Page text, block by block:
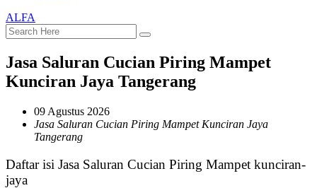
ALFA
Jasa Saluran Cucian Piring Mampet
Kunciran Jaya Tangerang
09 Agustus 2026
Jasa Saluran Cucian Piring Mampet Kunciran Jaya
Tangerang
Daftar isi Jasa Saluran Cucian Piring Mampet kunciran-
jaya